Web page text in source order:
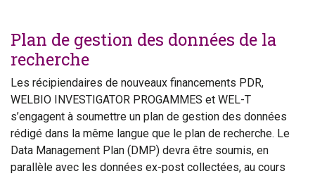
Plan de gestion des données de la
recherche
Les récipiendaires de nouveaux financements PDR,
WELBIO INVESTIGATOR PROGAMMES et WEL-T
s’engagent à soumettre un plan de gestion des données
rédigé dans la même langue que le plan de recherche. Le
Data Management Plan (DMP) devra être soumis, en
parallèle avec les données ex-post collectées, au cours